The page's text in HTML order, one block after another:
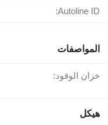
Autoline ID:
المواصفات
خزان الوقود:
هيكل